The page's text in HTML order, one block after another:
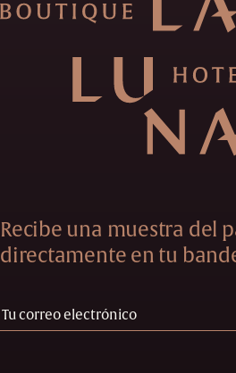
Recibe una muestra del
directamente en tu